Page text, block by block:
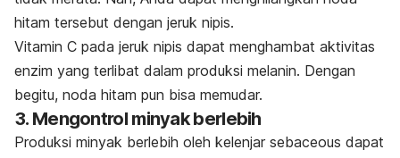
hitam tersebut dengan jeruk nipis.
Vitamin C pada jeruk nipis dapat menghambat aktivitas
enzim yang terlibat dalam produksi melanin. Dengan
begitu, noda hitam pun bisa memudar.
3. Mengontrol minyak berlebih
Produksi minyak berlebih oleh kelenjar sebaceous dapat